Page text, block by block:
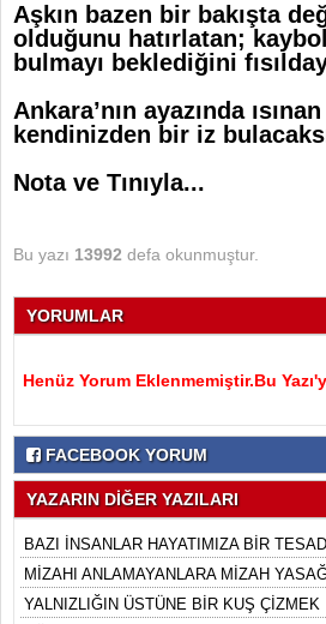
Aşkın bazen bir bakışta
olduğunu hatırlatan;
bulmayı beklediğini
Ankara’nın ayazında
kendinizden bir iz
Nota ve Tınıyla...
Bu yazı 13992 defa okunmuştur.
YORUMLAR
Henüz Yorum Eklenmemiştir.Bu
FACEBOOK YORUM
YAZARIN DİĞER YAZILARI
BAZI İNSANLAR HAYATIMIZA BİR
MİZAHI ANLAMAYANLARA MİZAH
YALNIZLIĞIN ÜSTÜNE BİR KUŞ ÇİZMEK